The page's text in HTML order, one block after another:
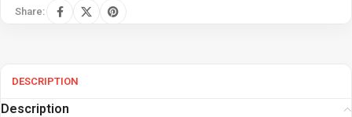
Share:
DESCRIPTION
Description